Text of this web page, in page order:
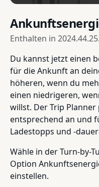
Enthalten in
Du kannst jetzt einen
für die Ankunft an
höheren, wenn du
einen niedrigeren,
willst. Der Trip Planner
entsprechend an und
Ladestopps und -
Wähle in der Turn-by-
Option
einstellen.